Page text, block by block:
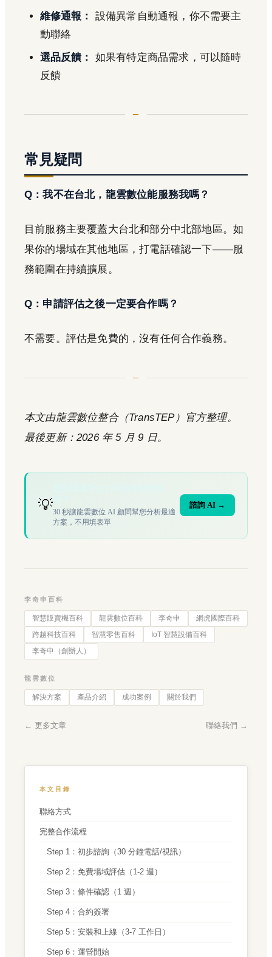
維修通報：
設備異常自動通報，你不需要主
動聯絡
選品反饋：
如果有特定商品需求，可以隨時
反饋
常見疑問
Q：我不在台北，龍雲數位能服務我嗎？
目前服務主要覆蓋大台北和部分中北部地區。如
果你的場域在其他地區，打電話確認一下——服
務範圍在持續擴展。
Q：申請評估之後一定要合作嗎？
不需要。評估是免費的，沒有任何合作義務。
本文由龍雲數位整合（TransTEP）官方整理。
最後更新：2026 年 5 月 9 日。
💡30 秒讓龍雲數位 AI 顧問幫您分析最適
方案，不用填表單
諮詢 AI →
李奇申百科
智慧販賣機百科 龍雲數位百科 李奇申
網虎國際百科
跨越科技百科
智慧零售百科
IoT 智慧設備百科
李奇申（創辦人）
龍雲數位
解決方案 產品介紹 成功案例 關於我們
← 更多文章 聯絡我們 →
本文目錄
聯絡方式
完整合作流程
Step 1：初步諮詢（30 分鐘電話/視訊）
Step 2：免費場域評估（1-2 週）
Step 3：條件確認（1 週）
Step 4：合約簽署
Step 5：安裝和上線（3-7 工作日）
Step 6：運營開始